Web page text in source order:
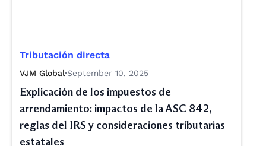
Tributación directa
VJM Global September 10, 2025
Explicación de los impuestos de
arrendamiento: impactos de la ASC 842,
reglas del IRS y consideraciones tributarias
estatales